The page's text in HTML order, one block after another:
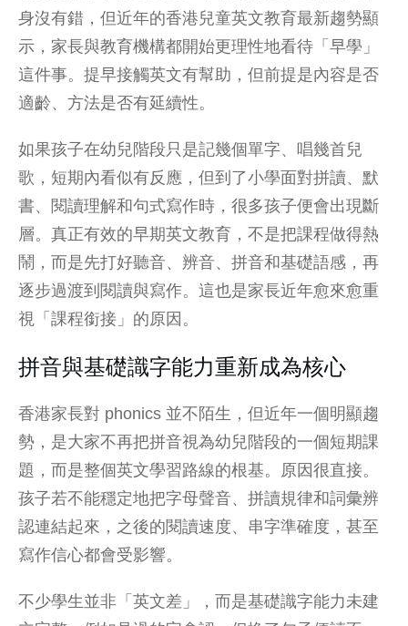
身沒有錯，但近年的香港兒童英文教育最新趨勢顯
示，家長與教育機構都開始更理性地看待「早學」
這件事。提早接觸英文有幫助，但前提是內容是否
適齡、方法是否有延續性。
如果孩子在幼兒階段只是記幾個單字、唱幾首兒
歌，短期內看似有反應，但到了小學面對拼讀、默
書、閱讀理解和句式寫作時，很多孩子便會出現斷
層。真正有效的早期英文教育，不是把課程做得熱
鬧，而是先打好聽音、辨音、拼音和基礎語感，再
逐步過渡到閱讀與寫作。這也是家長近年愈來愈重
視「課程銜接」的原因。
拼音與基礎識字能力重新成為核心
香港家長對 phonics 並不陌生，但近年一個明顯趨
勢，是大家不再把拼音視為幼兒階段的一個短期課
題，而是整個英文學習路線的根基。原因很直接。
孩子若不能穩定地把字母聲音、拼讀規律和詞彙辨
認連結起來，之後的閱讀速度、串字準確度，甚至
寫作信心都會受影響。
不少學生並非「英文差」，而是基礎識字能力未建